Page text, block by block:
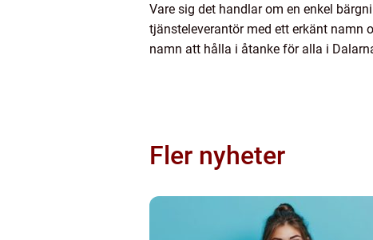
Vare sig det handlar om en enkel
tjänsteleverantör med ett erkänt namn
namn att hålla i åtanke för alla i
Fler nyheter